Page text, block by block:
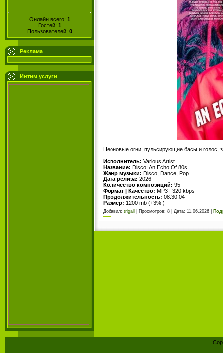
Онлайн всего: 1
Гостей: 1
Пользователей: 0
Реклама
Интим услуги
Неоновые огни, пульсирующие басы и голос,
Исполнитель: Various Artist
Название: Disco: An Echo Of 80s
Жанр музыки: Disco, Dance, Pop
Дата релиза: 2026
Количество композиций: 95
Формат | Качество: MP3 | 320 kbps
Продолжительность: 08:30:04
Размер: 1200 mb (+3% )
Добавил: trigall | Просмотров: 8 | Дата: 11.06.2026